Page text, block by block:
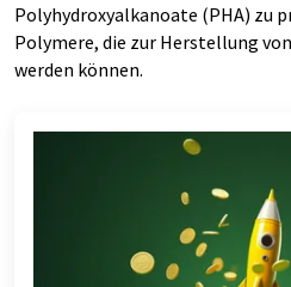
Polyhydroxyalkanoate (PHA) zu
Polymere, die zur Herstellung
werden können.